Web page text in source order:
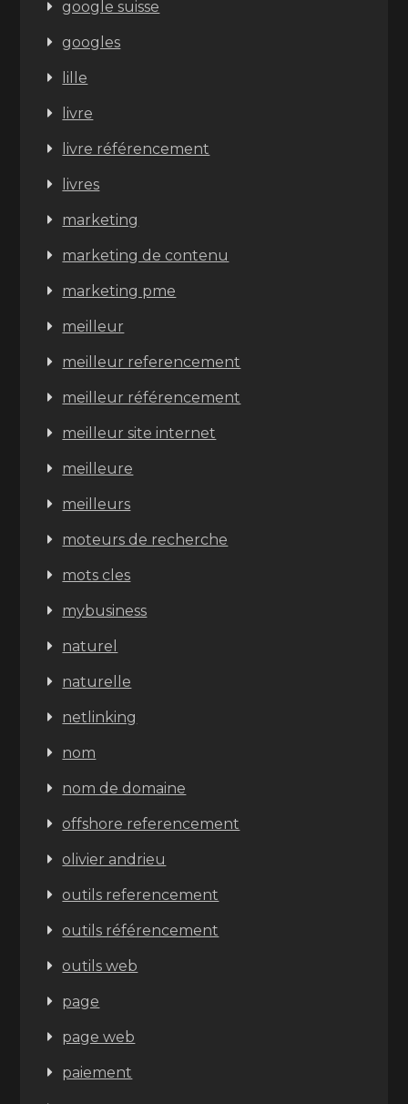
google suisse
googles
lille
livre
livre référencement
livres
marketing
marketing de contenu
marketing pme
meilleur
meilleur referencement
meilleur référencement
meilleur site internet
meilleure
meilleurs
moteurs de recherche
mots cles
mybusiness
naturel
naturelle
netlinking
nom
nom de domaine
offshore referencement
olivier andrieu
outils referencement
outils référencement
outils web
page
page web
paiement